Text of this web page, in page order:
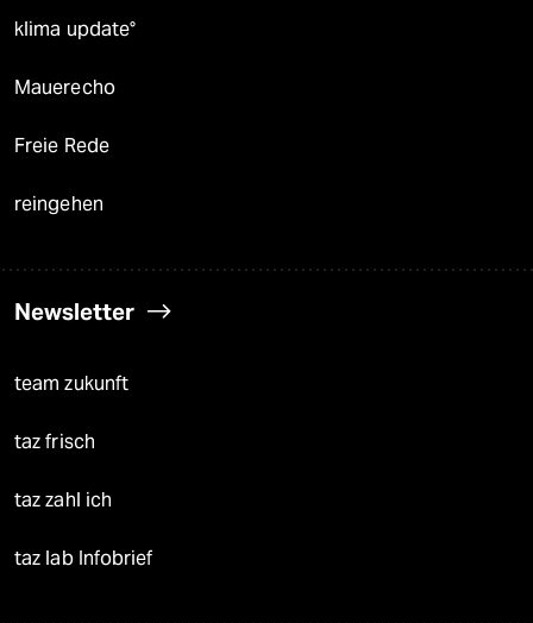
klima update°
Mauerecho
Freie Rede
reingehen
Newsletter
team zukunft
taz frisch
taz zahl ich
taz lab Infobrief